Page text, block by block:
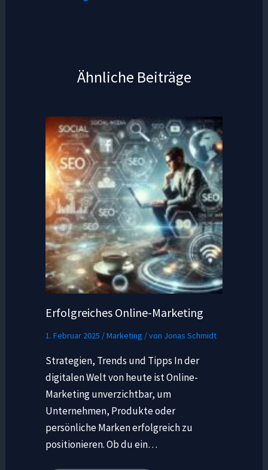
Ähnliche Beiträge
Erfolgreiches Online-Marketing
1. Februar 2025 /Marketing / von Jonas Schmidt
Strategien, Trends und Tipps In der
digitalen Welt von heute ist Online-
Marketing unverzichtbar, um
Unternehmen, Produkte oder
persönliche Marken erfolgreich zu
positionieren. Ob du ein…